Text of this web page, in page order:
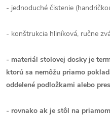
- jednoduché čistenie
- konštrukcia hliníková, ručne
- materiál stolovej dosky je
ktorú sa nemôžu priamo
oddelené podložkami alebo
- rovnako ak je stôl na